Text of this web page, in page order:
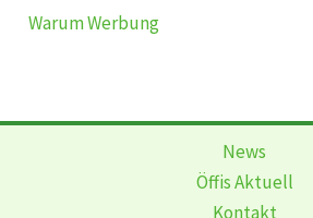
Warum Werbung
News
Öffis Aktuell
Kontakt